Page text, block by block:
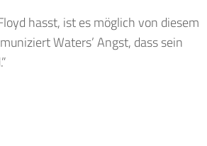
hasst, ist es möglich von diesem
Waters’ Angst, dass sein